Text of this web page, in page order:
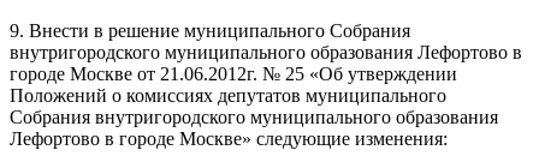
9. Внести в решение муниципального Собрания
внутригородского муниципального образования Лефортово в
городе Москве от 21.06.2012г. № 25 «Об утверждении
Положений о комиссиях депутатов муниципального
Собрания внутригородского муниципального образования
Лефортово в городе Москве» следующие изменения: